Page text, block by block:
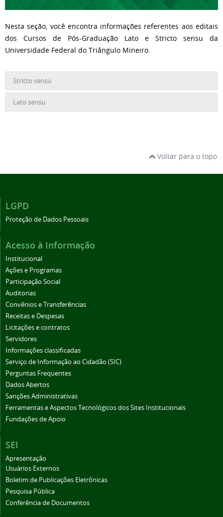
Nesta seção, você encontra informações referentes aos editais
dos Cursos de Pós-Graduação Lato e Stricto sensu da
Universidade Federal do Triângulo Mineiro.
Stricto sensu
Lato sensu
Voltar para o topo
LGPD
Proteção de Dados Pessoais
Acesso à Informação
Institucional
Ações e Programas
Participação Social
Auditorias
Convênios e Transferências
Receitas e Despesas
Licitações e contratos
Servidores
Informações classificadas
Serviço de Informação ao Cidadão (SIC)
Perguntas Frequentes
Dados Abertos
Sanções Administrativas
Ferramentas e Aspectos Tecnológicos dos Sites Institucionais
Fundações de Apoio
SEI
Apresentação
Usuários Externos
Boletim de Publicações Eletrônicas
Pesquisa Pública
Conferência de Documentos